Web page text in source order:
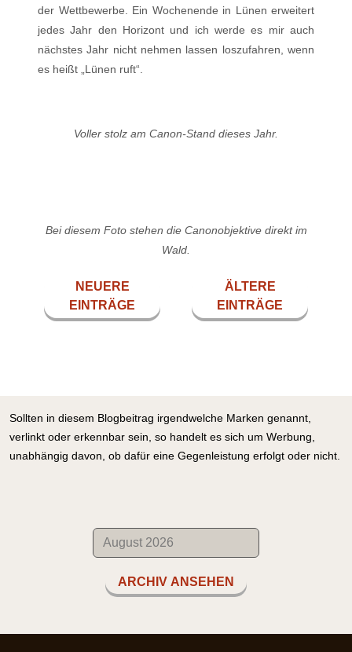
der Wettbewerbe. Ein Wochenende in Lünen erweitert
jedes Jahr den Horizont und ich werde es mir auch
nächstes Jahr nicht nehmen lassen loszufahren, wenn
es heißt „Lünen ruft“.
Voller stolz am Canon-Stand dieses Jahr.
Bei diesem Foto stehen die Canonobjektive direkt im
Wald.
NEUERE
EINTRÄGE
ÄLTERE
EINTRÄGE
Sollten in diesem Blogbeitrag irgendwelche Marken genannt,
verlinkt oder erkennbar sein, so handelt es sich um Werbung,
unabhängig davon, ob dafür eine Gegenleistung erfolgt oder nicht.
ARCHIV ANSEHEN